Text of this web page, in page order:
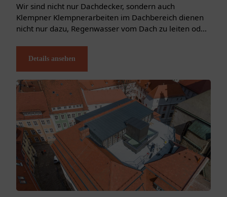
Wir sind nicht nur Dachdecker, sondern auch
Klempner Klempnerarbeiten im Dachbereich dienen
nicht nur dazu, Regenwasser vom Dach zu leiten oder
von Feinblechen aus Eisen oder...
Details ansehen